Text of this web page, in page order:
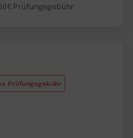
Prüfungsgebühr
Prüfungsgebühr